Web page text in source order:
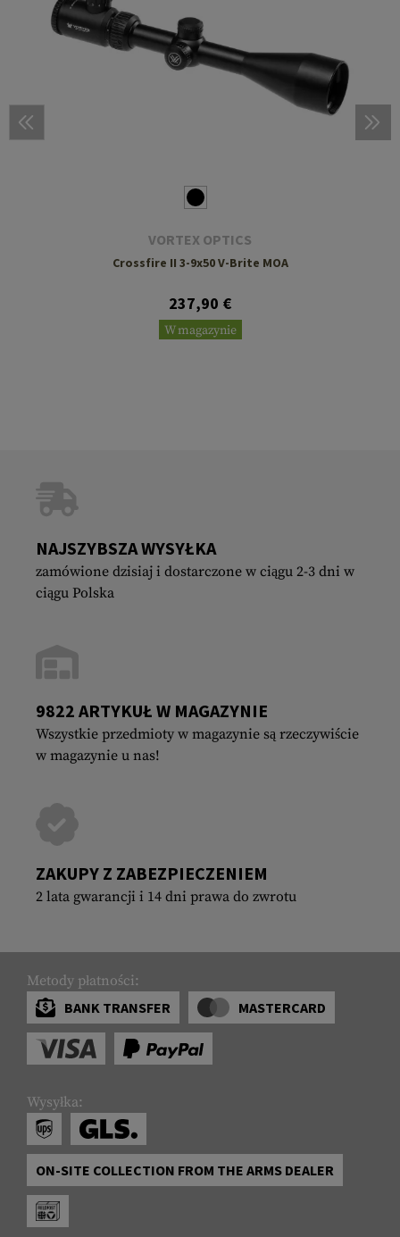
VORTEX OPTICS
Crossfire II 3-9x50 V-Brite MOA
237,90 €
W magazynie
NAJSZYBSZA WYSYŁKA
zamówione dzisiaj i dostarczone w ciągu 2-3 dni w
ciągu Polska
9822 ARTYKUŁ W MAGAZYNIE
Wszystkie przedmioty w magazynie są rzeczywiście
w magazynie u nas!
ZAKUPY Z ZABEZPIECZENIEM
2 lata gwarancji i 14 dni prawa do zwrotu
Metody płatności:
BANK TRANSFER
MASTERCARD
Wysyłka:
ON-SITE COLLECTION FROM THE ARMS DEALER